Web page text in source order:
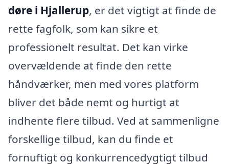
døre i Hjallerup, er det vigtigt at finde de
rette fagfolk, som kan sikre et
professionelt resultat. Det kan virke
overvældende at finde den rette
håndværker, men med vores platform
bliver det både nemt og hurtigt at
indhente flere tilbud. Ved at sammenligne
forskellige tilbud, kan du finde et
fornuftigt og konkurrencedygtigt tilbud